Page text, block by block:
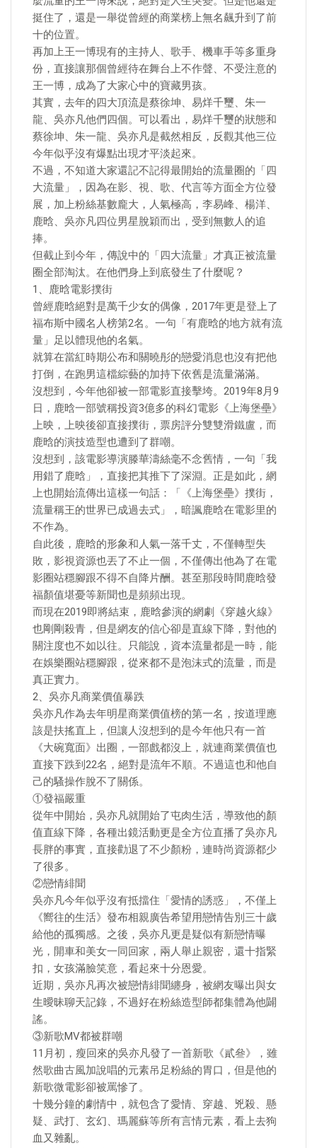
挺住了，還是一舉從曾經的商業榜上無名飆升到了前
十的位置。
再加上王一博現有的主持人、歌手、機車手等多重身
份，直接讓那個曾經待在舞台上不作聲、不受注意的
王一博，成為了大家心中的寶藏男孩。
其實，去年的四大頂流是蔡徐坤、易烊千璽、朱一
龍、吳亦凡他們四個。可以看出，易烊千璽的狀態和
蔡徐坤、朱一龍、吳亦凡是截然相反，反觀其他三位
今年似乎沒有爆點出現才平淡起來。
不過，不知道大家還記不記得最開始的流量圈的「四
大流量」，因為在影、視、歌、代言等方面全方位發
展，加上粉絲基數龐大，人氣極高，李易峰、楊洋、
鹿晗、吳亦凡四位男星脫穎而出，受到無數人的追
捧。
但截止到今年，傳說中的「四大流量」才真正被流量
圈全部淘汰。在他們身上到底發生了什麼呢？
1、鹿晗電影撲街
曾經鹿晗絕對是萬千少女的偶像，2017年更是登上了
福布斯中國名人榜第2名。一句「有鹿晗的地方就有流
量」足以體現他的名氣。
就算在當紅時期公布和關曉彤的戀愛消息也沒有把他
打倒，在跑男這檔綜藝的加持下依舊是流量滿滿。
沒想到，今年他卻被一部電影直接擊垮。2019年8月9
日，鹿晗一部號稱投資3億多的科幻電影《上海堡壘》
上映，上映後卻直接撲街，票房評分雙雙滑鐵盧，而
鹿晗的演技造型也遭到了群嘲。
沒想到，該電影導演滕華濤絲毫不念舊情，一句「我
用錯了鹿晗」，直接把其推下了深淵。正是如此，網
上也開始流傳出這樣一句話：「《上海堡壘》撲街，
流量稱王的世界已成過去式」，暗諷鹿晗在電影里的
不作為。
自此後，鹿晗的形象和人氣一落千丈，不僅轉型失
敗，影視資源也丟了不止一個，不僅傳出他為了在電
影圈站穩腳跟不得不自降片酬。甚至那段時間鹿晗發
福顏值堪憂等新聞也是頻頻出現。
而現在2019即將結束，鹿晗參演的網劇《穿越火線》
也剛剛殺青，但是網友的信心卻是直線下降，對他的
關注度也不如以往。只能說，資本流量都是一時，能
在娛樂圈站穩腳跟，從來都不是泡沫式的流量，而是
真正實力。
2、吳亦凡商業價值暴跌
吳亦凡作為去年明星商業價值榜的第一名，按道理應
該是扶搖直上，但讓人沒想到的是今年他只有一首
《大碗寬面》出圈，一部戲都沒上，就連商業價值也
直接下跌到22名，絕對是流年不順。不過這也和他自
己的騷操作脫不了關係。
①發福嚴重
從年中開始，吳亦凡就開始了屯肉生活，導致他的顏
值直線下降，各種出鏡活動更是全方位直播了吳亦凡
長胖的事實，直接勸退了不少顏粉，連時尚資源都少
了很多。
②戀情緋聞
吳亦凡今年似乎沒有抵擋住「愛情的誘惑」，不僅上
《嚮往的生活》發布相親廣告希望用戀情告別三十歲
給他的孤獨感。之後，吳亦凡更是疑似有新戀情曝
光，開車和美女一同回家，兩人舉止親密，還十指緊
扣，女孩滿臉笑意，看起來十分恩愛。
近期，吳亦凡再次被戀情緋聞纏身，被網友曝出與女
生曖昧聊天記錄，不過好在粉絲造型師都集體為他闢
謠。
③新歌MV都被群嘲
11月初，瘦回來的吳亦凡發了一首新歌《貳叄》，雖
然歌曲古風加說唱的元素吊足粉絲的胃口，但是他的
新歌微電影卻被罵慘了。
十幾分鐘的劇情中，就包含了愛情、穿越、兇殺、懸
疑、武打、玄幻、瑪麗蘇等所有言情元素，看上去狗
血又雜亂。